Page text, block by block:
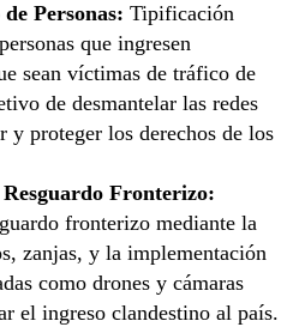
Personas: Tipificación
que ingresen
sean víctimas de tráfico de
de desmantelar las redes
y proteger los derechos de los
Fronterizo:
fronterizo mediante la
zanjas, y la implementación
como drones y cámaras
el ingreso clandestino al país.